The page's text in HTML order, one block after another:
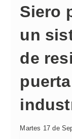
Siero
un
de
Martes 17 de